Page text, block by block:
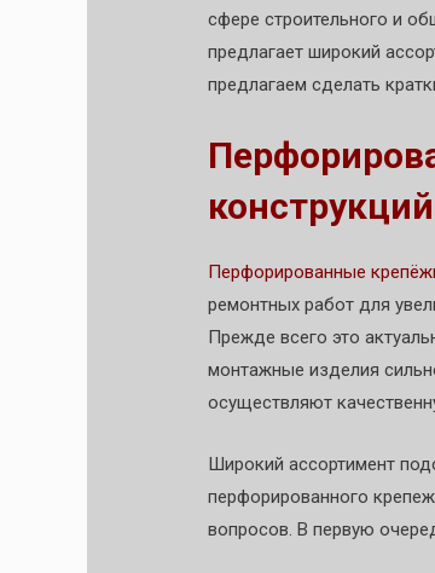
сфере строительного и
предлагает широкий
предлагаем сделать
конструкций
Перфорированные
ремонтных работ для
Прежде всего это
монтажные изделия
осуществляют
Широкий ассортимент
перфорированного
вопросов. В первую